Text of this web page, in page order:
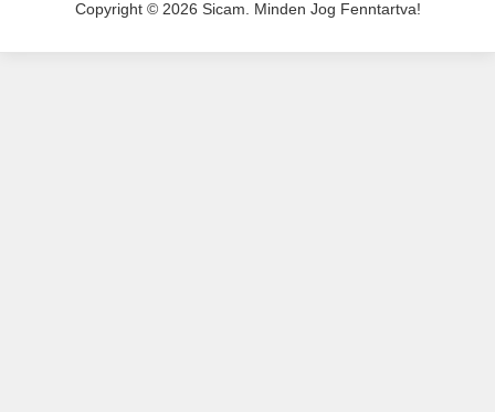
Copyright © 2026 Sicam. Minden Jog Fenntartva!